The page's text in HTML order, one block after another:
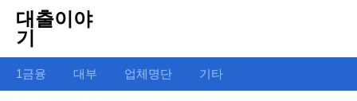
대출이야
기
1금융 대부 업체명단 기타